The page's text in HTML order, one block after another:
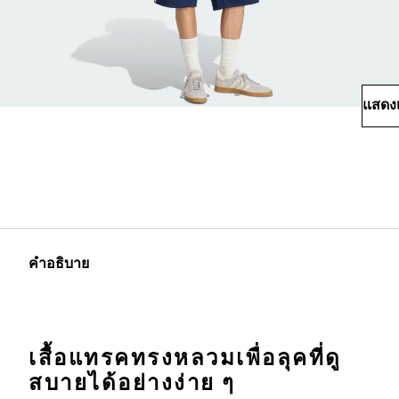
แสดง
คำอธิบาย
เสื้อแทรคทรงหลวมเพื่อลุคที่ดู
สบายได้อย่างง่าย ๆ